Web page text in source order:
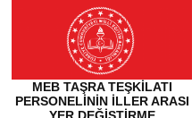
MEB TAŞRA TEŞKILATI
PERSONELININ ILLER ARASI
YER DEĞIŞTIRME